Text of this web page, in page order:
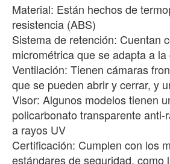
Material: Están hechos de
resistencia (ABS)
Sistema de retención: Cuentan
micrométrica que se adapta a la
Ventilación: Tienen cámaras
que se pueden abrir y cerrar, y
Visor: Algunos modelos tienen
policarbonato transparente
a rayos UV
Certificación: Cumplen con los
estándares de seguridad, como